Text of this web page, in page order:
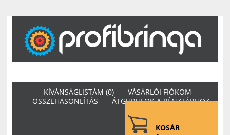
KOSÁR
KÍVÁNSÁGLISTÁM (0)
VÁSÁRLÓI FIÓKOM
ÖSSZEHASONLÍTÁS
ÁTGURULOK A PÉNZTÁRHOZ